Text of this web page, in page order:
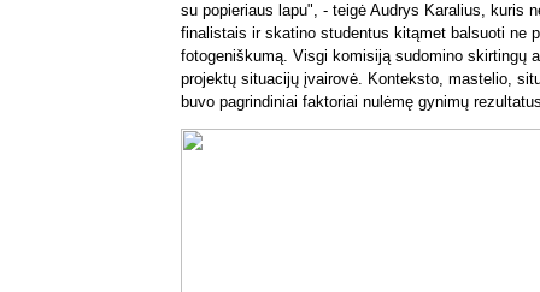
su popieriaus lapu", - teigė Audrys Karalius, kuris
finalistais ir skatino studentus kitąmet balsuoti ne
fotogeniškumą. Visgi komisiją sudomino skirtingų
projektų situacijų įvairovė. Konteksto, mastelio,
buvo pagrindiniai faktoriai nulėmę gynimų